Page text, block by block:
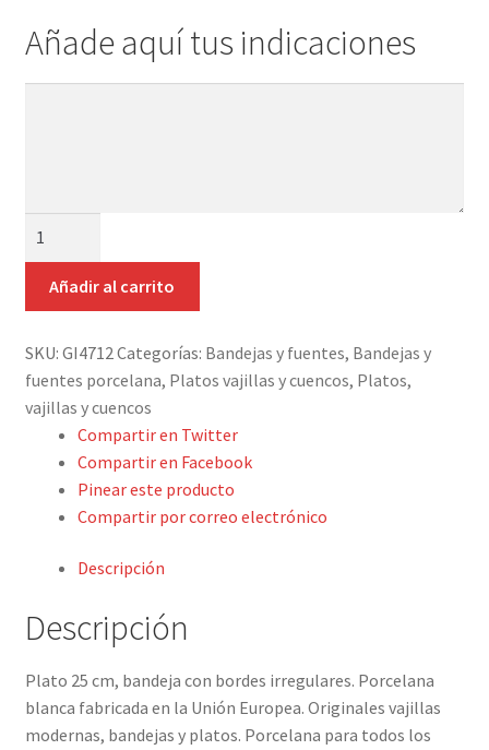
Contacto
Añade aquí tus indicaciones
LLANO
25
IRREGULAR
PORCELANA
cantidad
Añadir al carrito
SKU: GI4712 Categorías: Bandejas y fuentes, Bandejas y
fuentes porcelana, Platos vajillas y cuencos, Platos,
vajillas y cuencos
Compartir en Twitter
Compartir en Facebook
Pinear este producto
Compartir por correo electrónico
Descripción
Descripción
Plato 25 cm, bandeja con bordes irregulares. Porcelana
blanca fabricada en la Unión Europea. Originales vajillas
modernas, bandejas y platos. Porcelana para todos los